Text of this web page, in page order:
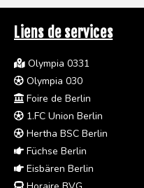
Liens de services
Olympia 0331
Olympia 030
Foire de Berlin
1.FC Union Berlin
Hertha BSC Berlin
Füchse Berlin
Eisbären Berlin